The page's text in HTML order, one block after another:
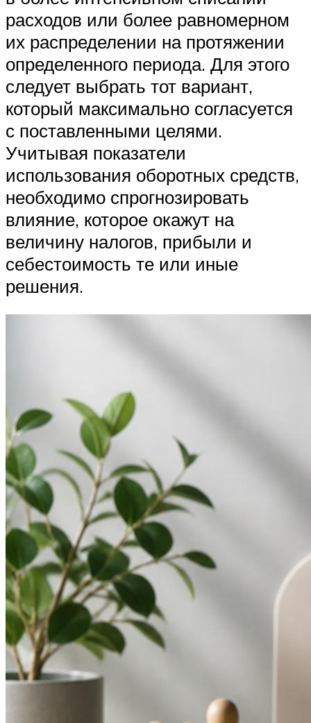
расходов или более равномерном
их распределении на протяжении
определенного периода. Для этого
следует выбрать тот вариант,
который максимально согласуется
с поставленными целями.
Учитывая показатели
использования оборотных средств,
необходимо спрогнозировать
влияние, которое окажут на
величину налогов, прибыли и
себестоимость те или иные
решения.